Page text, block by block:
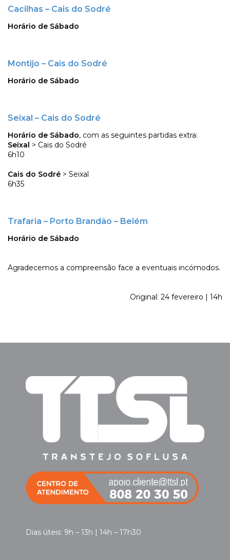
Cacilhas – Cais do Sodré
Horário de Sábado
Montijo – Cais do Sodré
Horário de Sábado
Seixal – Cais do Sodré
Horário de Sábado, com as seguintes partidas extra:
Seixal > Cais do Sodré
6h10
Cais do Sodré > Seixal
6h35
Trafaria – Porto Brandão – Belém
Horário de Sábado
Agradecemos a compreensão face a eventuais incómodos.
Original: 24 fevereiro | 14h
Dias úteis: 9h – 13h | 14h – 17h30